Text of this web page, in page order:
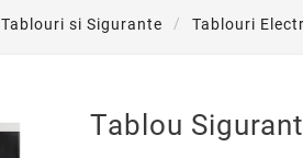
Tablouri si Sigurante Tablouri
Tablou